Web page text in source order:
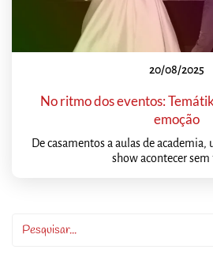
20/08/2025
No ritmo dos eventos:
emoção
De casamentos a aulas de
show acontecer sem